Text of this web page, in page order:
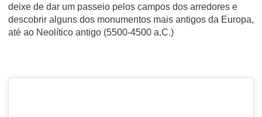
deixe de dar um passeio pelos campos dos arredores e
descobrir alguns dos monumentos mais antigos da Europa,
até ao Neolítico antigo (5500-4500 a.C.)